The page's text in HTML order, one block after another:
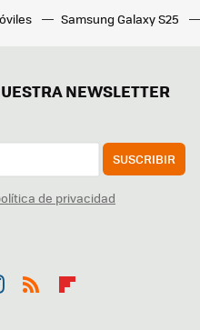
Samsung Galaxy S25
NEWSLETTER
SUSCRIBIR
de privacidad